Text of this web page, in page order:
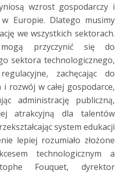
wzrost gospodarczy i
Europie. Dlatego musimy
we wszystkich sektorach.
mogą przyczynić się do
sektora technologicznego,
zachęcając do
rozwój w całej gospodarce,
administrację publiczną,
atrakcyjną dla talentów
system edukacji
lepiej rozumiało złożone
technologicznym a
Fouquet, dyrektor